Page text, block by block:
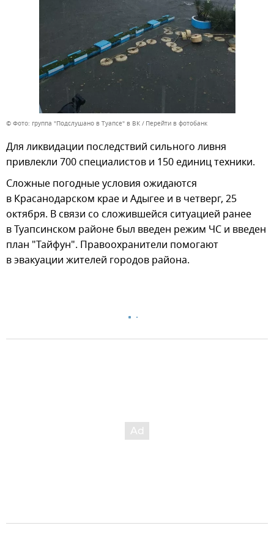
© Фото: группа "Подслушано в Туапсе" в ВК Перейти в фотобанк
Для ликвидации последствий сильного ливня
привлекли 700 специалистов и 150 единиц техники.
Сложные погодные условия ожидаются
в Красанодарском крае и Адыгее и в четверг, 25
октября. В связи со сложившейся ситуацией ранее
в Туапсинском районе был введен режим ЧС и введен
план "Тайфун". Правоохранители помогают
в эвакуации жителей городов района.